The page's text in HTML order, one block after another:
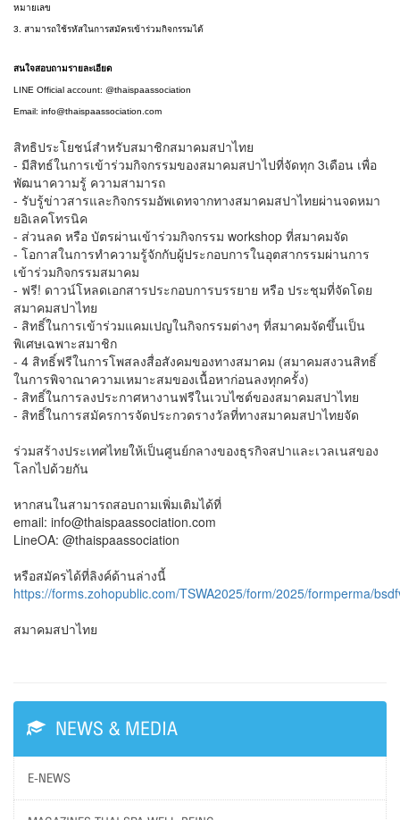
หมายเลข
3. สามารถใช้รหัสในการสมัครเข้าร่วมกิจกรรมได้
สนใจสอบถามรายละเอียด
LINE Official account: @thaispaassociation
Email: info@thaispaassociation.com
สิทธิประโยชน์สำหรับสมาชิกสมาคมสปาไทย
- มีสิทธ์ในการเข้าร่วมกิจกรรมของสมาคมสปาไปที่จัดทุก 3เดือน เพื่อ
พัฒนาความรู้ ความสามารถ
- รับรู้ข่าวสารและกิจกรรมอัพเดทจากทางสมาคมสปาไทยผ่านจดหมา
ยอิเลคโทรนิค
- ส่วนลด หรือ บัตรผ่านเข้าร่วมกิจกรรม workshop ที่สมาคมจัด
- โอกาสในการทำความรู้จักกับผู้ประกอบการในอุตสากรรมผ่านการ
เข้าร่วมกิจกรรมสมาคม
- ฟรี! ดาวน์โหลดเอกสารประกอบการบรรยาย หรือ ประชุมที่จัดโดย
สมาคมสปาไทย
- สิทธิ์ในการเข้าร่วมแคมเปญในกิจกรรมต่างๆ ที่สมาคมจัดขึ้นเป็น
พิเศษเฉพาะสมาชิก
- 4 สิทธิ์ฟรีในการโพสลงสื่อสังคมของทางสมาคม (สมาคมสงวนสิทธิ์
ในการพิจาณาความเหมาะสมของเนื้อหาก่อนลงทุกครั้ง)
- สิทธิ์ในการลงประกาศหางานฟรีในเวบไซต์ของสมาคมสปาไทย
- สิทธิ์ในการสมัครการจัดประกวดรางวัลที่ทางสมาคมสปาไทยจัด
ร่วมสร้างประเทศไทยให้เป็นศูนย์กลางของธุรกิจสปาและเวลเนสของ
โลกไปด้วยกัน
หากสนในสามารถสอบถามเพิ่มเติมได้ที่
email: info@thaispaassociation.com
LineOA: @thaispaassociation
หรือสมัครได้ที่ลิงค์ด้านล่างนี้
https://forms.zohopublic.com/TSWA2025/form/2025/formperma/
สมาคมสปาไทย
NEWS & MEDIA
E-NEWS